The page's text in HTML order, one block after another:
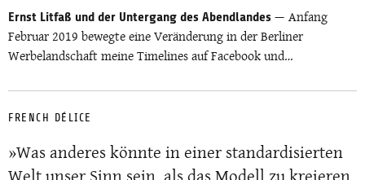
Ernst Litfaß und der Untergang des Abendlandes
Anfang
Februar 2019 bewegte eine Veränderung in der Berliner
Werbelandschaft meine Timelines auf Facebook und…
FRENCH DÉLICE
»Was anderes könnte in einer standardisierten